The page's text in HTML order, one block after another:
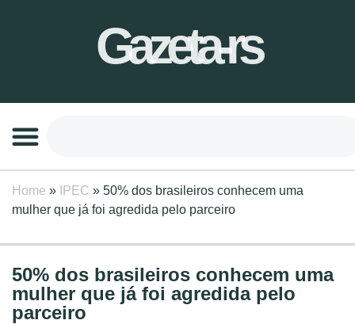
Gazeta-rs
Home » IPEC » 50% dos brasileiros conhecem uma
mulher que já foi agredida pelo parceiro
50% dos brasileiros conhecem uma
mulher que já foi agredida pelo
parceiro